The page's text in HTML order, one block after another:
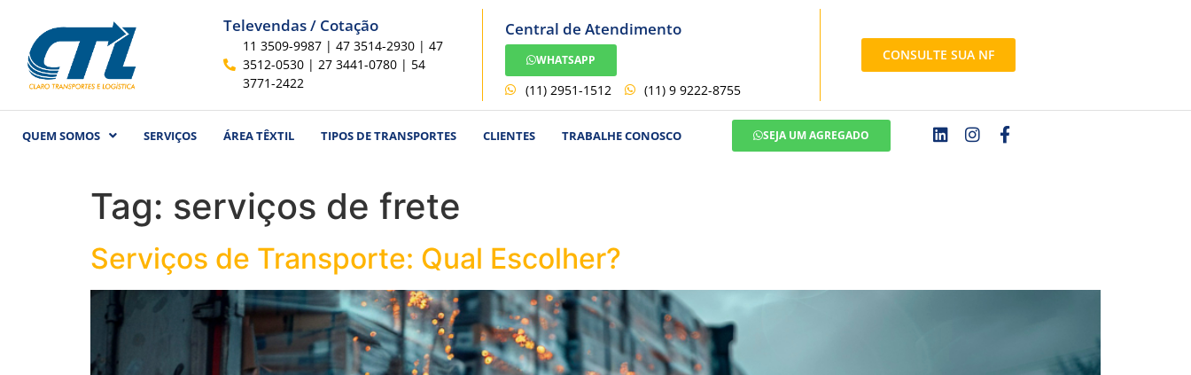
Televendas / Cotação
11 3509-9987 | 47 3514-2930 | 47
3512-0530 | 27 3441-0780 | 54
3771-2422
Central de Atendimento
WHATSAPP
(11) 2951-1512 (11) 9 9222-8755
CONSULTE SUA NF
QUEM SOMOS SERVIÇOS ÁREA TÊXTIL TIPOS DE TRANSPORTES CLIENTES TRABALHE CONOSCO SEJA UM AGREGADO
Tag: serviços de frete
Serviços de Transporte: Qual Escolher?